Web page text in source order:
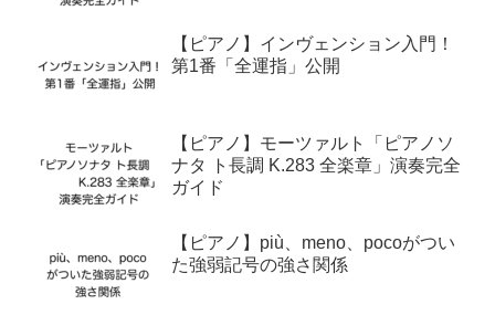
【ピアノ】インヴェンション入門！
第1番「全運指」公開
【ピアノ】モーツァルト「ピアノソ
ナタ ト長調 K.283 全楽章」演奏完全
ガイド
【ピアノ】più、meno、pocoがつい
た強弱記号の強さ関係